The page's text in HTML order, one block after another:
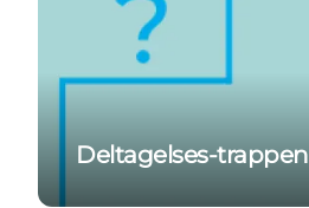
Deltagelses-trappen